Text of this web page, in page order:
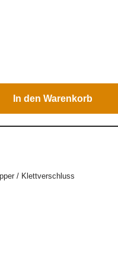
In den Warenkorb
/ Klettverschluss